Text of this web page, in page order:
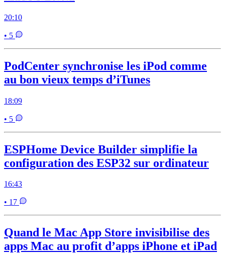
20:10
• 5
PodCenter synchronise les iPod comme
au bon vieux temps d’iTunes
18:09
• 5
ESPHome Device Builder simplifie la
configuration des ESP32 sur ordinateur
16:43
• 17
Quand le Mac App Store invisibilise des
apps Mac au profit d’apps iPhone et iPad